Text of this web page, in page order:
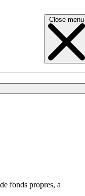
Close menu
fonds propres, a